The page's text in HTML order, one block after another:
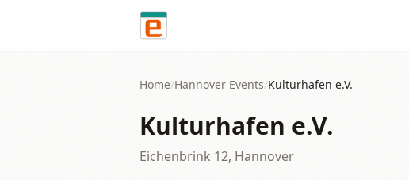
Home/Hannover Events/Kulturhafen e.V.
Kulturhafen e.V.
Eichenbrink 12, Hannover